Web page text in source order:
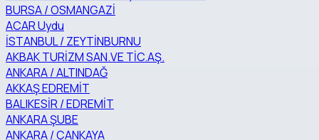
BURSA / OSMANGAZİ
ACAR Uydu
İSTANBUL / ZEYTİNBURNU
AKBAK TURİZM SAN.VE TİC.AŞ.
ANKARA / ALTINDAĞ
AKKAŞ EDREMİT
BALIKESİR / EDREMİT
ANKARA ŞUBE
ANKARA / ÇANKAYA